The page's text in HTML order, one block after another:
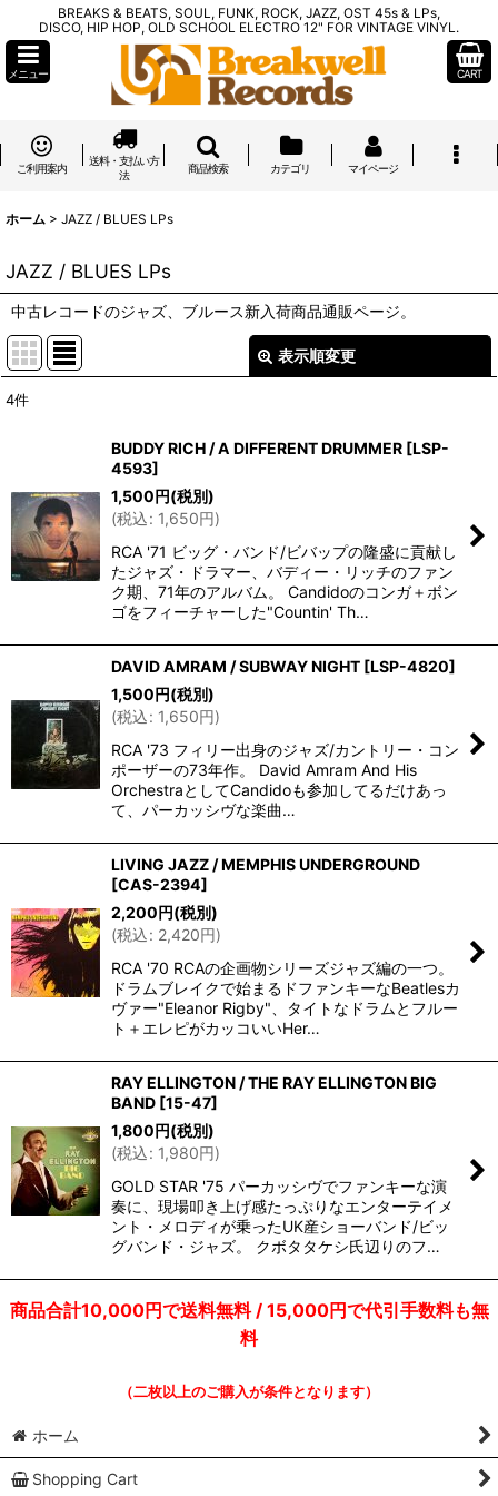
BREAKS & BEATS, SOUL, FUNK, ROCK, JAZZ, OST 45s & LPs,
DISCO, HIP HOP, OLD SCHOOL ELECTRO 12" FOR VINTAGE VINYL.
メニュー CART
ご利用案内
送料・支払い方
法
商品検索 カテゴリ マイページ
ホーム > JAZZ / BLUES LPs
JAZZ / BLUES LPs
中古レコードのジャズ、ブルース新入荷商品通販ページ。
表示順変更
在庫あり
並び順:
絞り込む
4件
BUDDY RICH / A DIFFERENT DRUMMER [LSP-
4593]
1,500円(税別)
(税込: 1,650円)
RCA '71 ビッグ・バンド/ビバップの隆盛に貢献し
たジャズ・ドラマー、バディー・リッチのファン
ク期、71年のアルバム。 Candidoのコンガ＋ボン
ゴをフィーチャーした"Countin' Th…
DAVID AMRAM / SUBWAY NIGHT [LSP-4820]
1,500円(税別)
(税込: 1,650円)
RCA '73 フィリー出身のジャズ/カントリー・コン
ポーザーの73年作。 David Amram And His
OrchestraとしてCandidoも参加してるだけあっ
て、パーカッシヴな楽曲…
LIVING JAZZ / MEMPHIS UNDERGROUND
[CAS-2394]
2,200円(税別)
(税込: 2,420円)
RCA '70 RCAの企画物シリーズジャズ編の一つ。
ドラムブレイクで始まるドファンキーなBeatlesカ
ヴァー"Eleanor Rigby"、タイトなドラムとフルー
ト＋エレピがカッコいいHer…
RAY ELLINGTON / THE RAY ELLINGTON BIG
BAND [15-47]
1,800円(税別)
(税込: 1,980円)
GOLD STAR '75 パーカッシヴでファンキーな演
奏に、現場叩き上げ感たっぷりなエンターテイメ
ント・メロディが乗ったUK産ショーバンド/ビッ
グバンド・ジャズ。 クボタタケシ氏辺りのフ…
商品合計10,000円で送料無料 / 15,000円で代引手数料も無
料
（二枚以上のご購入が条件となります）
ホーム
Shopping Cart